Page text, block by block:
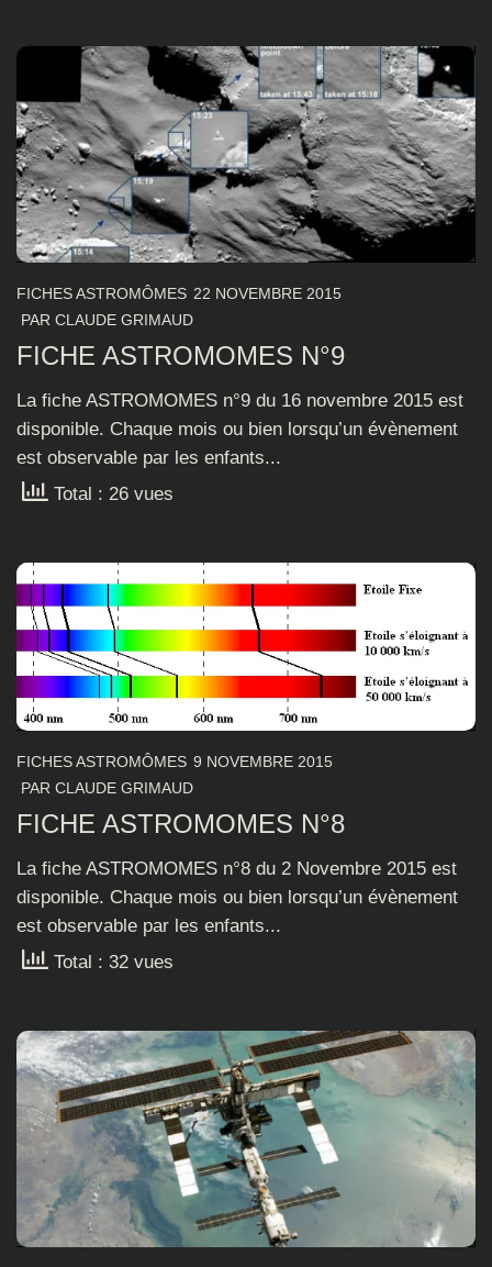
FICHES ASTROMÔMES 22 NOVEMBRE 2015
PAR CLAUDE GRIMAUD
FICHE ASTROMOMES N°9
La fiche ASTROMOMES n°9 du 16 novembre 2015 est
disponible. Chaque mois ou bien lorsqu’un évènement
est observable par les enfants...
Total : 26 vues
FICHES ASTROMÔMES 9 NOVEMBRE 2015
PAR CLAUDE GRIMAUD
FICHE ASTROMOMES N°8
La fiche ASTROMOMES n°8 du 2 Novembre 2015 est
disponible. Chaque mois ou bien lorsqu’un évènement
est observable par les enfants...
Total : 32 vues